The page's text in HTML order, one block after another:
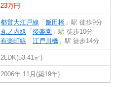
23万円
都営大江戸線 「 飯田橋 」駅 徒歩9分
丸ノ内線 「 後楽園 」駅 徒歩10分
有楽町線 「 江戸川橋 」駅 徒歩14分
2LDK(53.41㎡)
2006年 11月(築19年)